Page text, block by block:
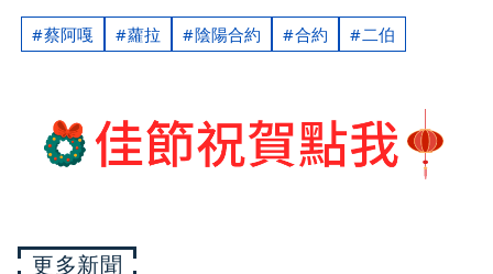
蔡阿嘎 蘿拉 陰陽合約 合約 二伯
更多新聞